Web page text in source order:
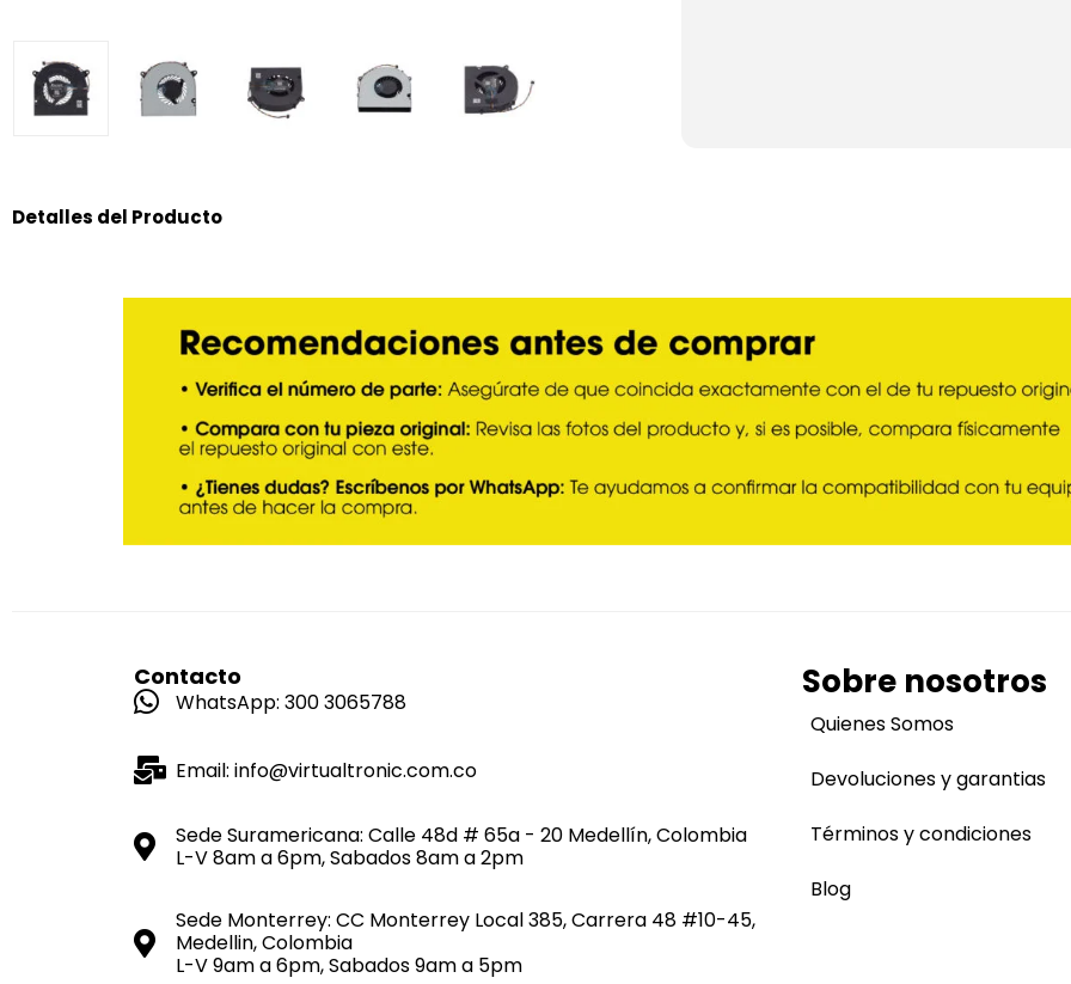
Detalles del Producto
Contacto
WhatsApp: 300 3065788
Email: info@virtualtronic.com.co
Sede Suramericana: Calle 48d # 65a - 20 Medellín, Colombia
L-V 8am a 6pm, Sabados 8am a 2pm
Sede Monterrey: CC Monterrey Local 385, Carrera 48 #10-45,
Medellin, Colombia
L-V 9am a 6pm, Sabados 9am a 5pm
Sobre nosotros
Quienes Somos
Devoluciones y garantias
Términos y condiciones
Blog